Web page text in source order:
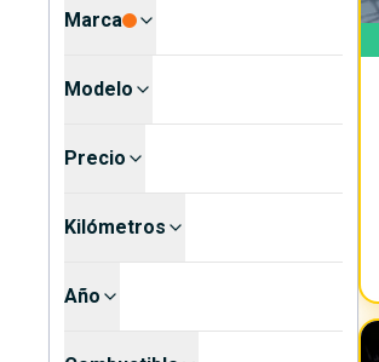
Marca
Modelo
Precio
Kilómetros
Año